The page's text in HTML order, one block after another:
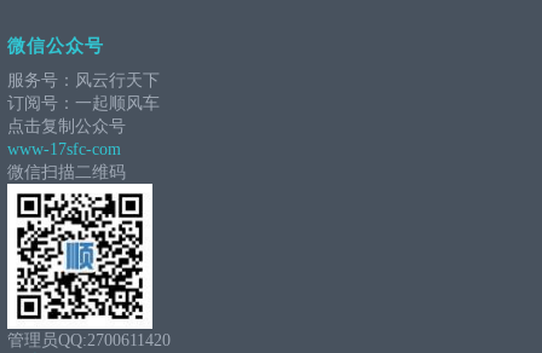
微信公众号
服务号：风云行天下
订阅号：一起顺风车
点击复制公众号
www-17sfc-com
微信扫描二维码
管理员QQ:2700611420